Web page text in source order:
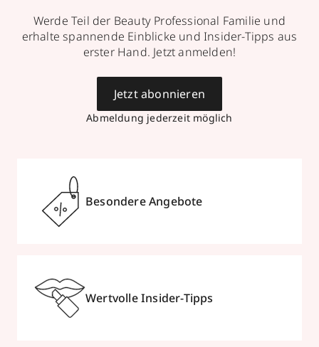
Werde Teil der Beauty Professional Familie und
erhalte spannende Einblicke und Insider-Tipps aus
erster Hand. Jetzt anmelden!
Abmeldung jederzeit möglich
Jetzt abonnieren
Besondere Angebote
Wertvolle Insider-Tipps